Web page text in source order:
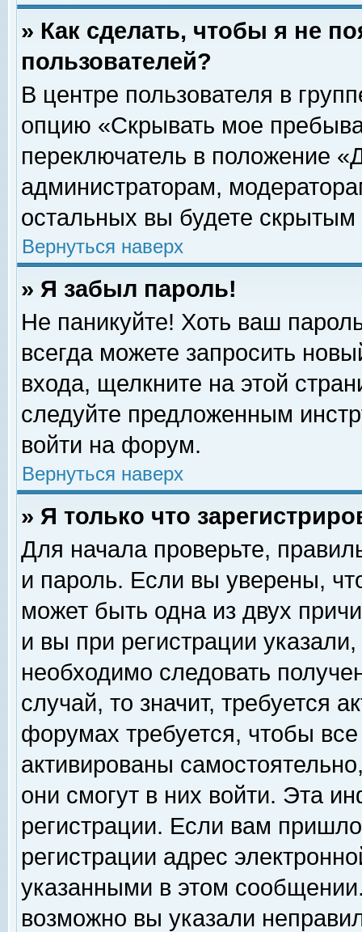
» Как сделать, чтобы я не
пользователей?
В центре пользователя в
опцию «Скрывать мое
переключатель в положение
администраторам,
остальных вы будете скрытым
Вернуться наверх
» Я забыл пароль!
Не паникуйте! Хоть ваш
всегда можете запросить
входа, щелкните на этой
следуйте предложенным
войти на форум.
Вернуться наверх
» Я только что
Для начала проверьте,
и пароль. Если вы уверены,
может быть одна из двух
и вы при регистрации
необходимо следовать
случай, то значит, требуется
форумах требуется, чтобы
активированы
они смогут в них войти. Эта
регистрации. Если вам
регистрации адрес
указанными в этом
возможно вы указали